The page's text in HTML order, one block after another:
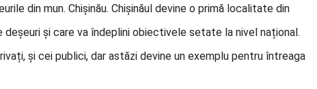
din mun. Chișinău. Chișinăul devine o primă localitate din
și care va îndeplini obiectivele setate la nivel național.
și cei publici, dar astăzi devine un exemplu pentru întreaga